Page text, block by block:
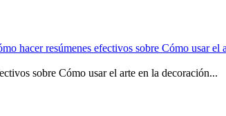
sobre Cómo usar el arte en la decoración...